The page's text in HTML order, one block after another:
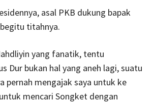
asal PKB dukung bapak
titahnya.
yang fanatik, tentu
Dur bukan hal yang aneh lagi, suatu
pernah mengajak saya untuk ke
mencari Songket dengan